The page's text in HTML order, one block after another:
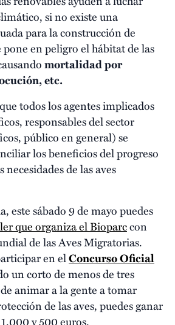
si no existe una
para la construcción de
en peligro el hábitat de las
mortalidad por
etc.
todos los agentes implicados
responsables del sector
público en general) se
los beneficios del progreso
de las aves
este sábado 9 de mayo puedes
que organiza el Bioparccon
de las Aves Migratorias.
en elConcurso Oficial
un corto de menos de tres
animar a la gente a tomar
de las aves, puedes ganar
y 500 euros.